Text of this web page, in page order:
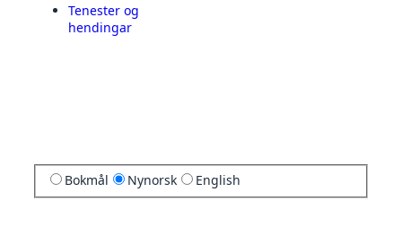
Tenester og
hendingar
Bokmål Nynorsk English